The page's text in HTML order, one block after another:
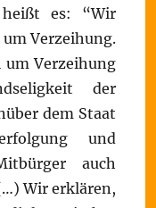
es: “Wir
Verzeihung.
Verzeihung
der
dem Staat
und
auch
Wir erklären,